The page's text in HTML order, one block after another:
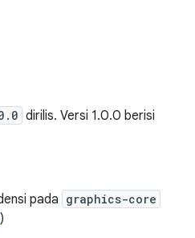
dirilis. Versi 1.0.0 berisi
pada graphics-core
)